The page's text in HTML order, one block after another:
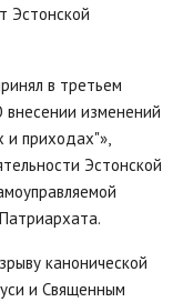
Эстонской
в третьем
изменений
и приходах"»,
Эстонской
канонической
и Священным